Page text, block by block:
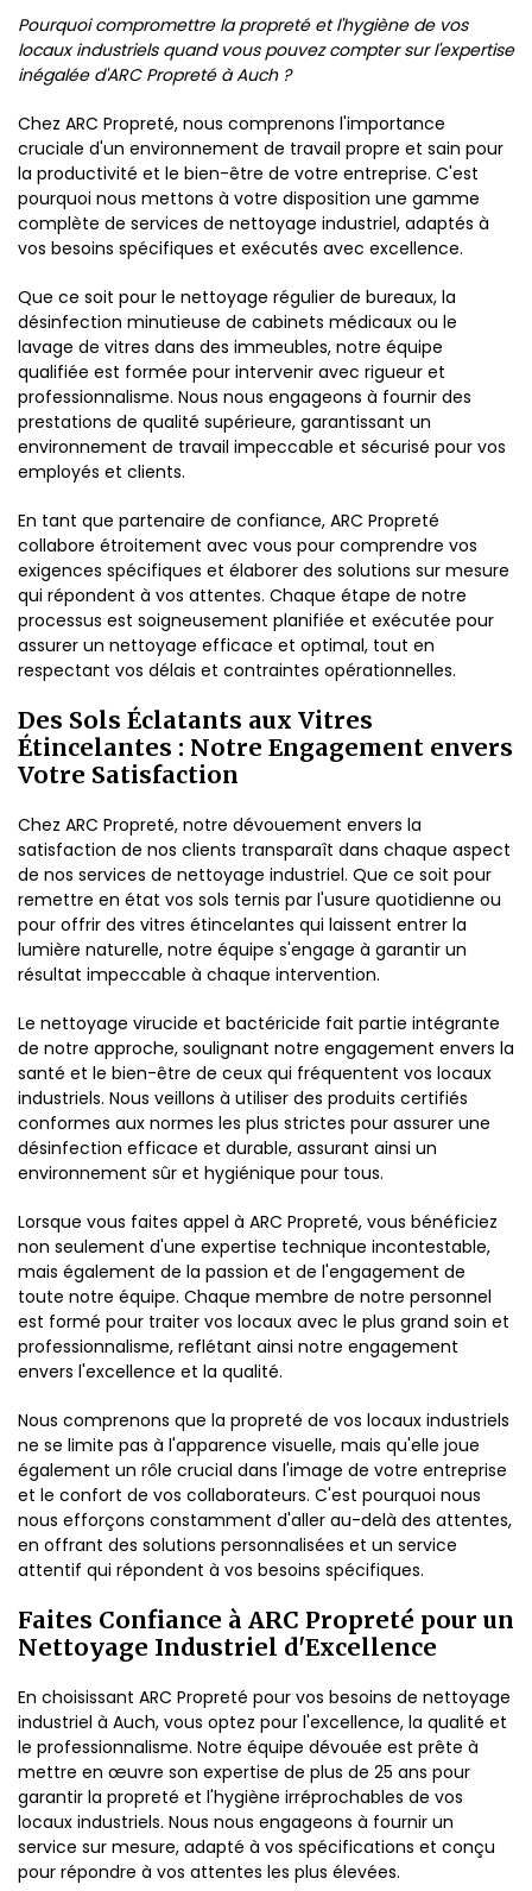
Pourquoi compromettre la propreté et l'hygiène de vos
locaux industriels quand vous pouvez compter sur l'expertise
inégalée d'ARC Propreté à Auch ?
Chez ARC Propreté, nous comprenons l'importance
cruciale d'un environnement de travail propre et sain pour
la productivité et le bien-être de votre entreprise. C'est
pourquoi nous mettons à votre disposition une gamme
complète de services de nettoyage industriel, adaptés à
vos besoins spécifiques et exécutés avec excellence.
Que ce soit pour le nettoyage régulier de bureaux, la
désinfection minutieuse de cabinets médicaux ou le
lavage de vitres dans des immeubles, notre équipe
qualifiée est formée pour intervenir avec rigueur et
professionnalisme. Nous nous engageons à fournir des
prestations de qualité supérieure, garantissant un
environnement de travail impeccable et sécurisé pour vos
employés et clients.
En tant que partenaire de confiance, ARC Propreté
collabore étroitement avec vous pour comprendre vos
exigences spécifiques et élaborer des solutions sur mesure
qui répondent à vos attentes. Chaque étape de notre
processus est soigneusement planifiée et exécutée pour
assurer un nettoyage efficace et optimal, tout en
respectant vos délais et contraintes opérationnelles.
Des Sols Éclatants aux Vitres
Étincelantes : Notre Engagement envers
Votre Satisfaction
Chez ARC Propreté, notre dévouement envers la
satisfaction de nos clients transparaît dans chaque aspect
de nos services de nettoyage industriel. Que ce soit pour
remettre en état vos sols ternis par l'usure quotidienne ou
pour offrir des vitres étincelantes qui laissent entrer la
lumière naturelle, notre équipe s'engage à garantir un
résultat impeccable à chaque intervention.
Le nettoyage virucide et bactéricide fait partie intégrante
de notre approche, soulignant notre engagement envers la
santé et le bien-être de ceux qui fréquentent vos locaux
industriels. Nous veillons à utiliser des produits certifiés
conformes aux normes les plus strictes pour assurer une
désinfection efficace et durable, assurant ainsi un
environnement sûr et hygiénique pour tous.
Lorsque vous faites appel à ARC Propreté, vous bénéficiez
non seulement d'une expertise technique incontestable,
mais également de la passion et de l'engagement de
toute notre équipe. Chaque membre de notre personnel
est formé pour traiter vos locaux avec le plus grand soin et
professionnalisme, reflétant ainsi notre engagement
envers l'excellence et la qualité.
Nous comprenons que la propreté de vos locaux industriels
ne se limite pas à l'apparence visuelle, mais qu'elle joue
également un rôle crucial dans l'image de votre entreprise
et le confort de vos collaborateurs. C'est pourquoi nous
nous efforçons constamment d'aller au-delà des attentes,
en offrant des solutions personnalisées et un service
attentif qui répondent à vos besoins spécifiques.
Faites Confiance à ARC Propreté pour un
Nettoyage Industriel d'Excellence
En choisissant ARC Propreté pour vos besoins de nettoyage
industriel à Auch, vous optez pour l'excellence, la qualité et
le professionnalisme. Notre équipe dévouée est prête à
mettre en œuvre son expertise de plus de 25 ans pour
garantir la propreté et l'hygiène irréprochables de vos
locaux industriels. Nous nous engageons à fournir un
service sur mesure, adapté à vos spécifications et conçu
pour répondre à vos attentes les plus élevées.